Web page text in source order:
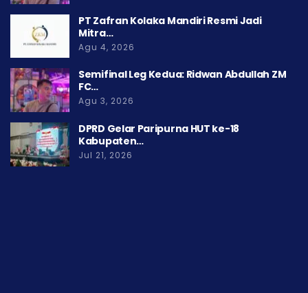
PT Zafran Kolaka Mandiri Resmi Jadi
Mitra…
Agu 4, 2026
Semifinal Leg Kedua: Ridwan Abdullah ZM
FC…
Agu 3, 2026
DPRD Gelar Paripurna HUT ke-18
Kabupaten…
Jul 21, 2026